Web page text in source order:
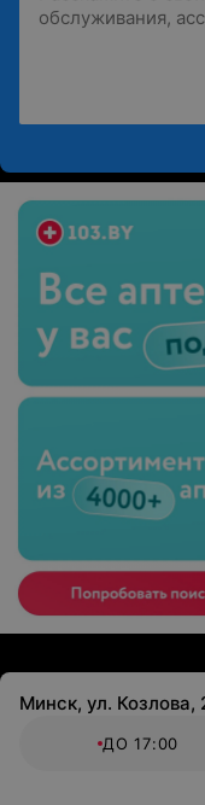
Минск, ул. Козлова,
ДО 17:00